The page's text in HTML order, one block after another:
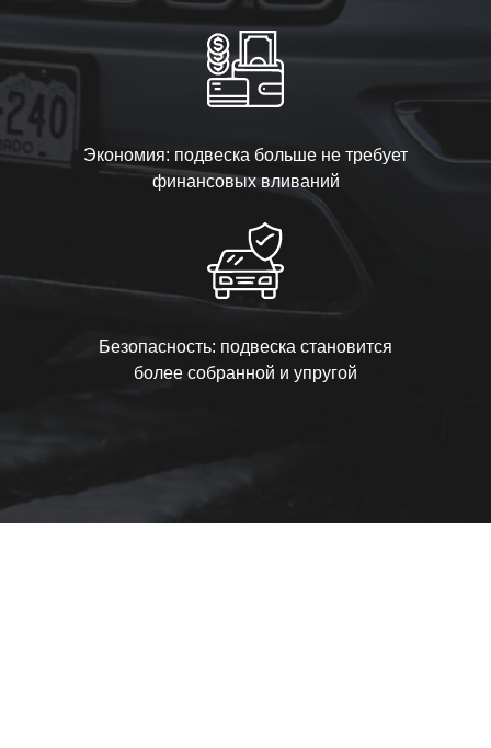
Экономия: подвеска больше не требует
финансовых вливаний
Безопасность: подвеска становится
более собранной и упругой